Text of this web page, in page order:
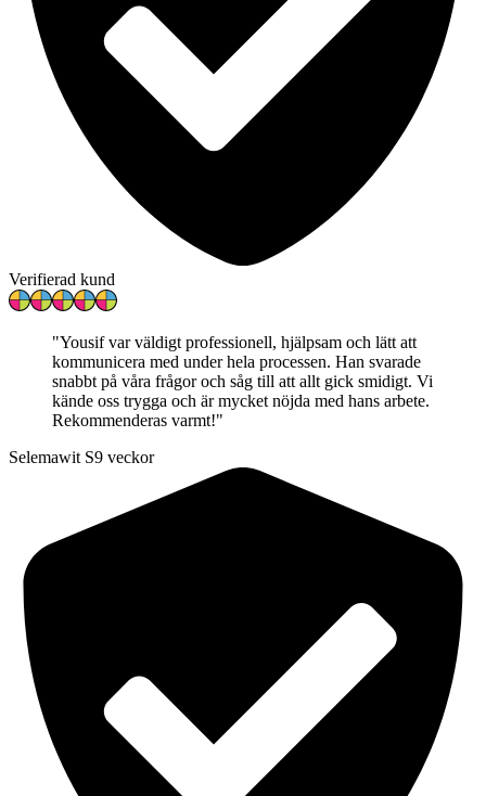
Verifierad kund
"Yousif var väldigt professionell, hjälpsam och lätt att
kommunicera med under hela processen. Han svarade
snabbt på våra frågor och såg till att allt gick smidigt. Vi
kände oss trygga och är mycket nöjda med hans arbete.
Rekommenderas varmt!"
Selemawit S9 veckor